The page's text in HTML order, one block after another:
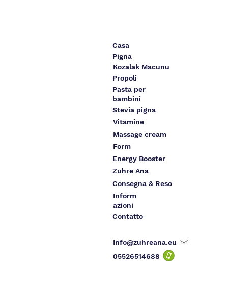
Casa
Pigna
Kozalak Macunu
Propoli
Pasta per
bambini
Stevia pigna
Vitamine
Massage cream
Form
Energy Booster
Zuhre Ana
Consegna & Reso
Inform
azioni
Contatto
Info@zuhreana.eu
05526514688